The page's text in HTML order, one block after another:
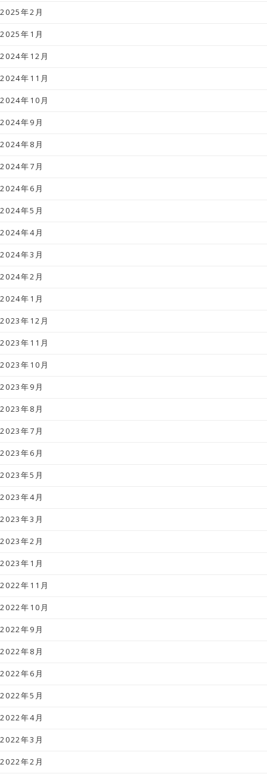
2025年2月
2025年1月
2024年12月
2024年11月
2024年10月
2024年9月
2024年8月
2024年7月
2024年6月
2024年5月
2024年4月
2024年3月
2024年2月
2024年1月
2023年12月
2023年11月
2023年10月
2023年9月
2023年8月
2023年7月
2023年6月
2023年5月
2023年4月
2023年3月
2023年2月
2023年1月
2022年11月
2022年10月
2022年9月
2022年8月
2022年6月
2022年5月
2022年4月
2022年3月
2022年2月